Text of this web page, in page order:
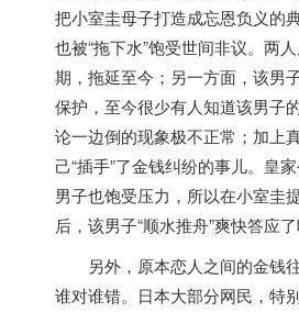
把小室圭母子打造成忘恩负义的
也被“拖下水”饱受世间非议。两
期，拖延至今；另一方面，该男
保护，至今很少有人知道该男
论一边倒的现象极不正常；加上
己“插手”了金钱纠纷的事儿。皇
男子也饱受压力，所以在小室圭
后，该男子“顺水推舟”爽快答应了
另外，原本恋人之间的金钱
谁对谁错。 日本大部分网民，特